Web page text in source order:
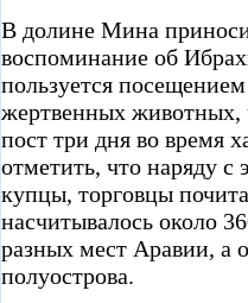
В долине Мина
воспоминание об
пользуется
жертвенных животных,
пост три дня во время
отметить, что наряду
купцы, торговцы
насчитывалось около
разных мест Аравии, а
полуострова.